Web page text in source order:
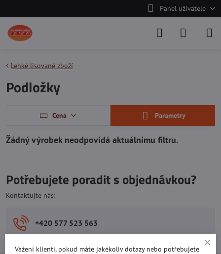
Panel uživatele
Lehké lisované zboží
Podložky
Cena Parametry
Potřebujete poradit s objednávkou?
Kontaktujte nás:
+420 577 523 563
Vážení klienti, pokud máte jakékoliv dotazy nebo potřebujete